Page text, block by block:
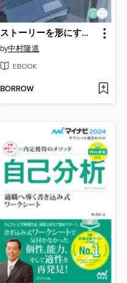
ストーリーを形にする作詞教室 プロットの基本と、共感を生むコトバの探究
by中村隆道
EBOOK
BORROW